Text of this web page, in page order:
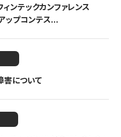
ンテックカンファレンス
ップコンテス...
害について